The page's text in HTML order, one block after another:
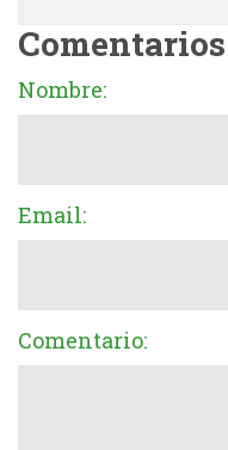
Comentarios
Nombre:
Email:
Comentario: